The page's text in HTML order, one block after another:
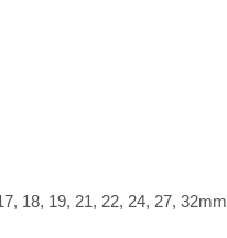
18, 19, 21, 22, 24, 27, 32mm